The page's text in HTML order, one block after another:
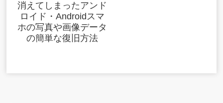
消えてしまったアンド
ロイド・Androidスマ
ホの写真や画像データ
の簡単な復旧方法